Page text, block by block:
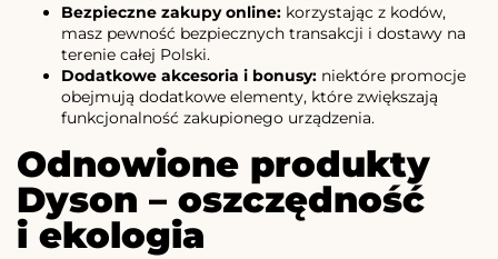
Bezpieczne zakupy online: korzystając z kodów,
masz pewność bezpiecznych transakcji i dostawy na
terenie całej Polski.
Dodatkowe akcesoria i bonusy: niektóre promocje
obejmują dodatkowe elementy, które zwiększają
funkcjonalność zakupionego urządzenia.
Odnowione produkty
Dyson – oszczędność
i ekologia